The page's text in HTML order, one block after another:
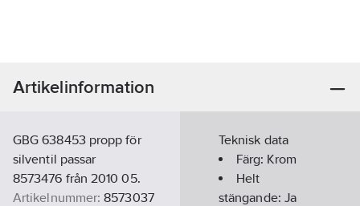
Artikelinformation
GBG 638453 propp för
silventil passar
8573476 från 2010 05.
Artikelnummer: 8573037
Teknisk data
Färg: Krom
Helt
stängande: Ja